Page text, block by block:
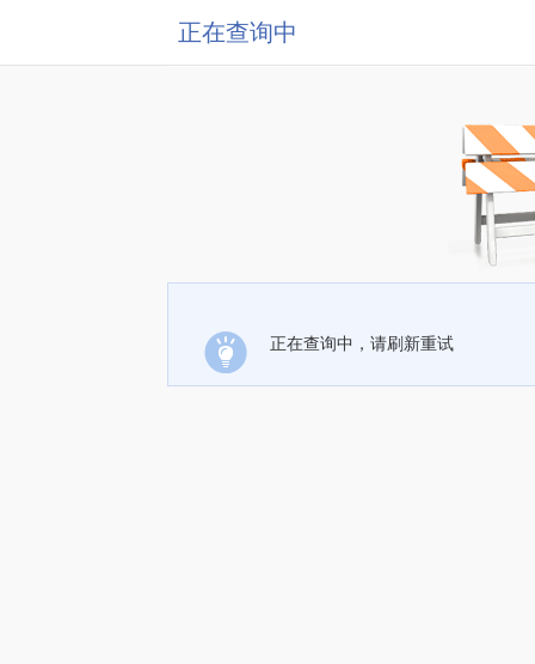
正在查询中
正在查询中，请刷新重试